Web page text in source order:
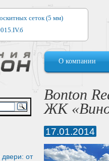
сеток (5 мм)
окон
окон
для (4, 5, 6 мм)
дверей
О компании
от
Bonton
ЖК
17.01.2014